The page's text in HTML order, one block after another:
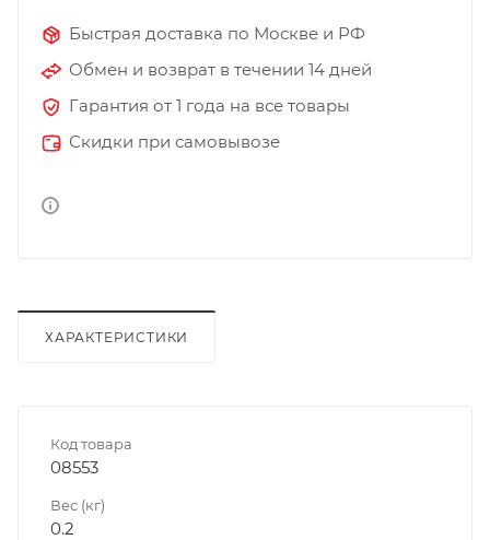
Быстрая доставка по Москве и РФ
Обмен и возврат в течении 14 дней
Гарантия от 1 года на все товары
Скидки при самовывозе
ХАРАКТЕРИСТИКИ
Код товара
08553
Вес (кг)
0.2